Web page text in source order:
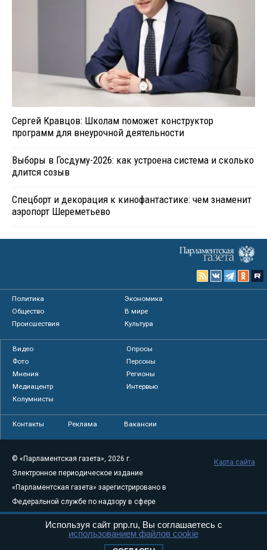
Сергей Кравцов: Школам поможет конструктор
программ для внеурочной деятельности
Выборы в Госдуму-2026: как устроена система и сколько
длится созыв
Спецборт и декорация к кинофантастике: чем знаменит
аэропорт Шереметьево
Политика
Экономика
Общество
В мире
Происшествия
Культура
Видео
Опросы
Фото
Персоны
Мнения
Регионы
Медиацентр
Интервью
Колумнисты
Контакты Реклама Вакансии
© «Парламентская газета», 2026 г.
Электронное периодическое издание
«Парламентская газета» зарегистрировано в
Федеральной службе по надзору в сфере
связи, информационных технологий и
массовых коммуникаций (Роскомнадзор) 05
Карта сайта
Используя сайт pnp.ru, Вы соглашаетесь с
использованием файлов cookie